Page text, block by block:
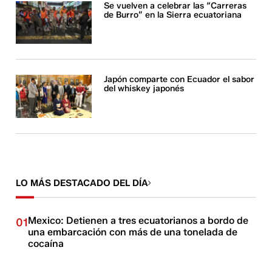
Se vuelven a celebrar las “Carreras
de Burro” en la Sierra ecuatoriana
Japón comparte con Ecuador el sabor
del whiskey japonés
LO MÁS DESTACADO DEL DÍA
01Mexico: Detienen a tres ecuatorianos a bordo de
una embarcación con más de una tonelada de
cocaína